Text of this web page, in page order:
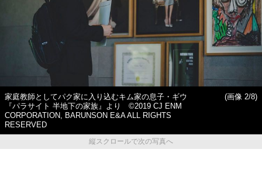
家庭教師としてパク家に入り込むキム家の息子・ギウ
『パラサイト 半地下の家族』より ©2019 CJ ENM
CORPORATION, BARUNSON E&A ALL RIGHTS
RESERVED
(画像 2/8)
縦スクロールで次の写真へ